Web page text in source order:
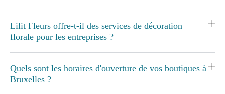
Lilit Fleurs offre-t-il des services de décoration
florale pour les entreprises ?
Quels sont les horaires d'ouverture de vos boutiques à
Bruxelles ?